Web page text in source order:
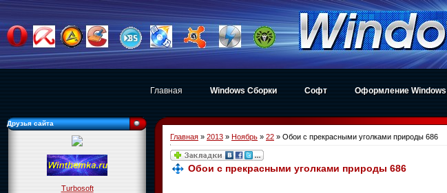
Главная Windows Сборки Софт Оформление Windows
Друзья сайта
Turbosoft
Главная » 2013 » Ноябрь » 22 » Обои с прекрасными уголками природы 686
Обои с прекрасными уголками природы 686